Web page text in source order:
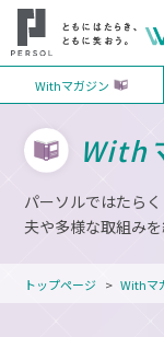
Withマガジン
With
パーソルではたら
夫や多様な取組みを
トップページ Withマ